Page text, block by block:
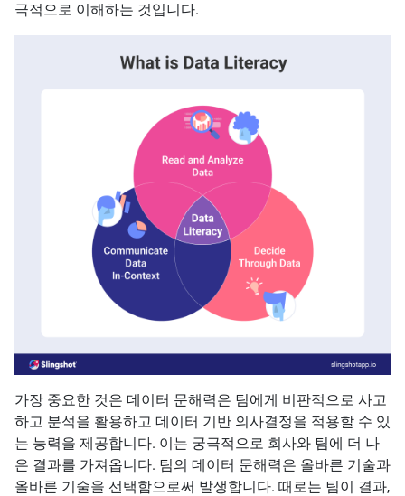
극적으로 이해하는 것입니다.
가장 중요한 것은 데이터 문해력은 팀에게 비판적으로 사고
하고 분석을 활용하고 데이터 기반 의사결정을 적용할 수 있
는 능력을 제공합니다. 이는 궁극적으로 회사와 팀에 더 나
은 결과를 가져옵니다. 팀의 데이터 문해력은 올바른 기술과
올바른 기술을 선택함으로써 발생합니다. 때로는 팀이 결과,